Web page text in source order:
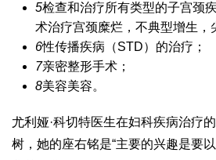
5检查和治疗所有类型的子宫颈
术治疗宫颈糜烂，不典型增生，
6性传播疾病（STD）的治疗；
7亲密整形手术；
8美容美容。
尤利娅·科切特医生在妇科疾病治疗
树，她的座右铭是“主要的兴趣是要